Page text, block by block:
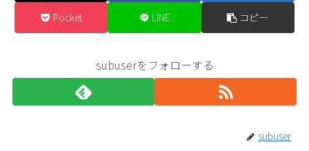
Pocket LINE コピー
subuserをフォローする
subuser